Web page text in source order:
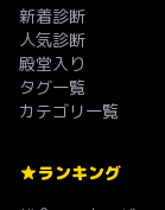
新着診断
人気診断
殿堂入り
タグ一覧
カテゴリ一覧
ランキング